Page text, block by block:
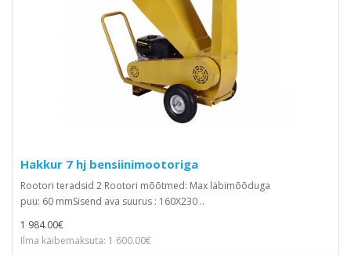
Hakkur 7 hj bensiinimootoriga
Rootori teradsid 2 Rootori mõõtmed: Max läbimõõduga
puu: 60 mmSisend ava suurus : 160X230 ..
1 984.00€
Ilma käibemaksuta: 1 600.00€